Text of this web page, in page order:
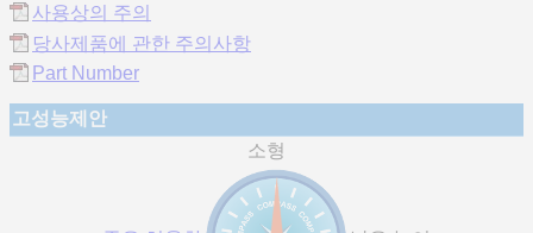
사용상의 주의
당사제품에 관한 주의사항
Part Number
고성능제안
소형